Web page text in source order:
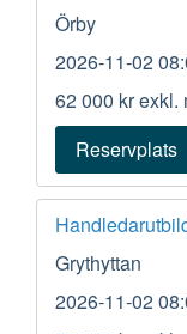
Örby
2026-11-02
62 000 krexkl.
Reservplats
Grythyttan
2026-11-02